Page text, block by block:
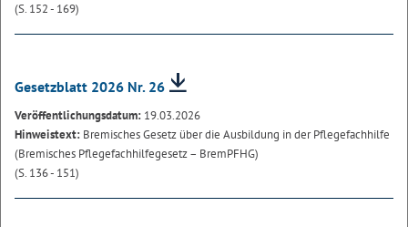
(S. 152 - 169)
Gesetzblatt 2026 Nr. 26
Veröffentlichungsdatum: 19.03.2026
Hinweistext: Bremisches Gesetz über die Ausbildung in der Pflegefachhilfe
(Bremisches Pflegefachhilfegesetz – BremPFHG)
(S. 136 - 151)